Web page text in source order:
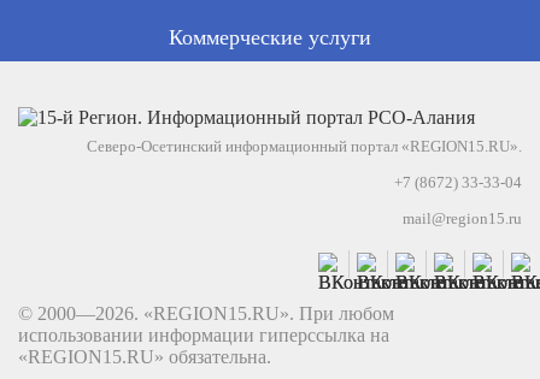
Коммерческие услуги
Северо-Осетинский информационный портал «REGION15.RU».
+7 (8672) 33-33-04
mail@region15.ru
© 2000—2026. «REGION15.RU». При любом
использовании информации гиперссылка на
«REGION15.RU» обязательна.